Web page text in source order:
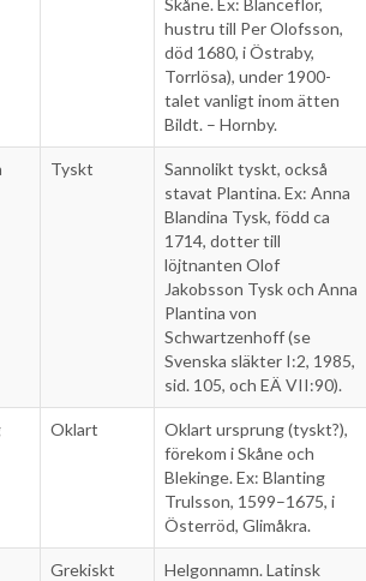
hustru till Per Olofsson,
död 1680, i Östraby,
Torrlösa), under 1900-
talet vanligt inom ätten
Bildt. – Hornby.
Tyskt
Sannolikt tyskt, också
stavat Plantina. Ex: Anna
Blandina Tysk, född ca
1714, dotter till
löjtnanten Olof
Jakobsson Tysk och Anna
Plantina von
Schwartzenhoff (se
Svenska släkter I:2, 1985,
sid. 105, och EÄ VII:90).
Oklart
Oklart ursprung (tyskt?),
förekom i Skåne och
Blekinge. Ex: Blanting
Trulsson, 1599–1675, i
Österröd, Glimåkra.
Grekiskt
Helgonnamn. Latinsk